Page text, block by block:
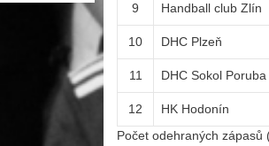
9 Handball club Zlín
10 DHC Plzeň
11 DHC Sokol Poruba
12 HK Hodonín
Počet odehraných